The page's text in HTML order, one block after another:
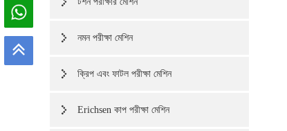
নমন পরীক্ষা মেশিন
ক্রিপ এবং ফাটল পরীক্ষা মেশিন
Erichsen কাপ পরীক্ষা মেশিন